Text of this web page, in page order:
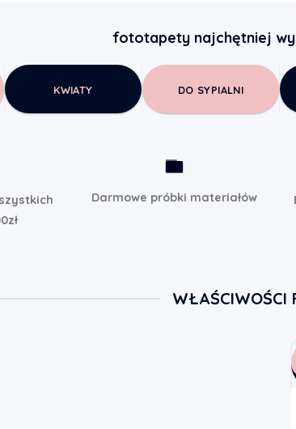
fototapety najchętniej
KWIATY DO SYPIALNI
Darmowe próbki materiałów
WŁAŚCIWOŚCI